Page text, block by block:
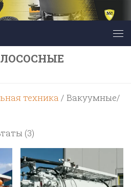
техника / Вакуумные/
(3)
по
возрастанию